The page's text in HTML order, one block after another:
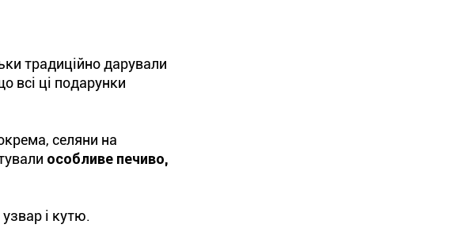
традиційно дарували
всі ці подарунки
селяни на
особливе печиво,
і кутю.